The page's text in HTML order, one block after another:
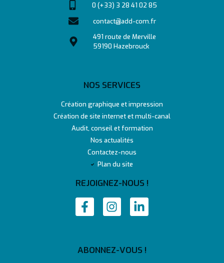
0 (+33) 3 28 41 02 85
contact@add-com.fr
491 route de Merville
59190 Hazebrouck
NOS SERVICES
Création graphique et impression
Création de site internet et multi-canal
Audit, conseil et formation
Nos actualités
Contactez-nous
Plan du site
REJOIGNEZ-NOUS !
ABONNEZ-VOUS !